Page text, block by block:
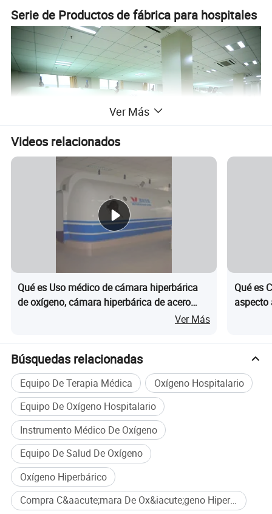
Serie de Productos de fábrica para hospitales
Ver Más
Videos relacionados
Qué es Uso médico de cámara hiperbárica
de oxígeno, cámara hiperbárica de acero
Ver Más
Qué es
aspecto
Búsquedas relacionadas
Equipo De Terapia Médica
Oxígeno Hospitalario
Equipo De Oxígeno Hospitalario
Instrumento Médico De Oxígeno
Equipo De Salud De Oxígeno
Oxígeno Hiperbárico
Compra C&aacute;mara De Ox&iacute;geno Hiperb&aacute;rico Grande al por mayor